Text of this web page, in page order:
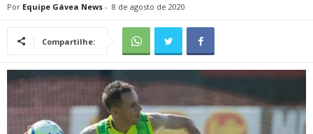
Por Equipe Gávea News - 8 de agosto de 2020
Compartilhe: